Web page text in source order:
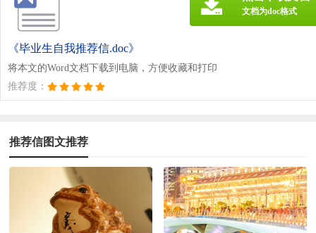
《毕业生自我推荐信.doc》
将本文的Word文档下载到电脑，方便收藏和打印
推荐度：
文档为doc格式
推荐信图文推荐